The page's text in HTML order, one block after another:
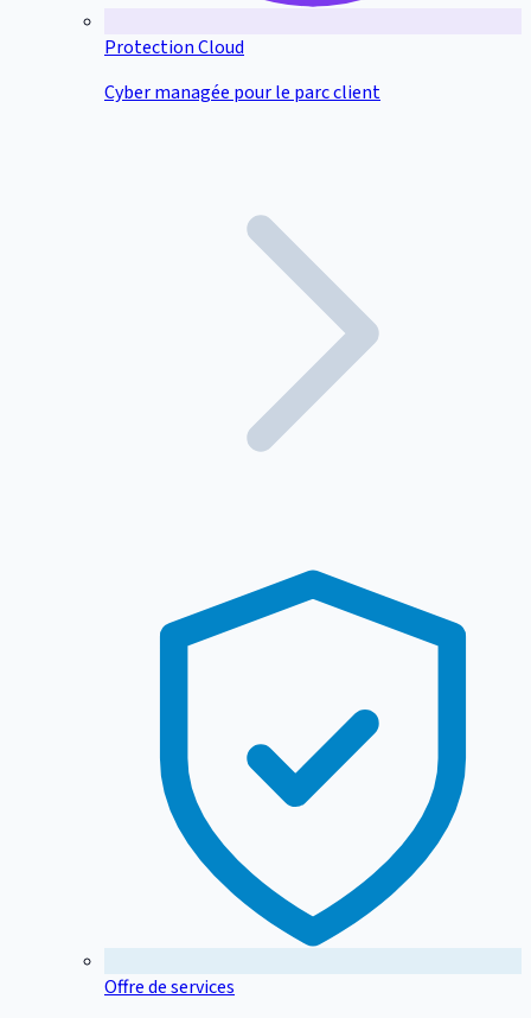
Protection Cloud
Cyber managée pour le parc client
Offre de services